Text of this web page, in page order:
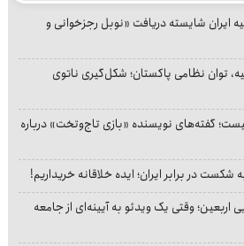
ایران شایسته دریافت «نوبل رجزخوانی و
توان نظامی پاکستان؛ شکل‌گیری ناتوی
گفته‌های نویسنده «بازی تاج‌وتخت» درباره
شکست در برابر ایران؛ ایده خلاقانه خریداریم!
اربعین؛ وقتی یک ویدئو به آیینه‌ای از جامعه